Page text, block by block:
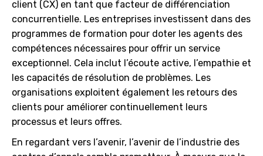
client (CX) en tant que facteur de différenciation
concurrentielle. Les entreprises investissent dans des
programmes de formation pour doter les agents des
compétences nécessaires pour offrir un service
exceptionnel. Cela inclut l’écoute active, l’empathie et
les capacités de résolution de problèmes. Les
organisations exploitent également les retours des
clients pour améliorer continuellement leurs
processus et leurs offres.
En regardant vers l’avenir, l’avenir de l’industrie des